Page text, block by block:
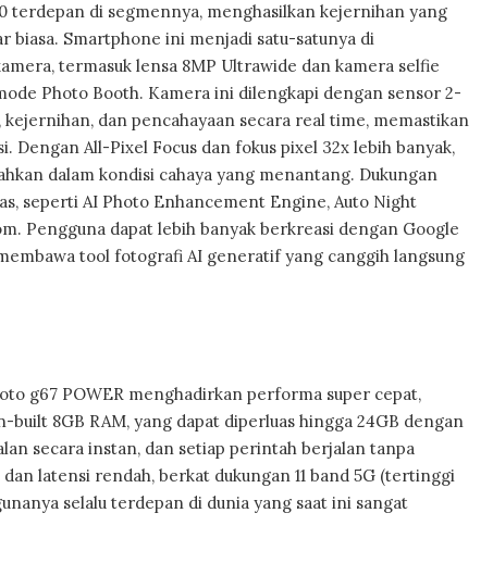
terdepan di segmennya, menghasilkan kejernihan yang
biasa. Smartphone ini menjadi satu-satunya di
termasuk lensa 8MP Ultrawide dan kamera selfie
Photo Booth. Kamera ini dilengkapi dengan sensor 2-
dan pencahayaan secara real time, memastikan
Dengan All-Pixel Focus dan fokus pixel 32x lebih banyak,
dalam kondisi cahaya yang menantang. Dukungan
seperti AI Photo Enhancement Engine, Auto Night
Pengguna dapat lebih banyak berkreasi dengan Google
tool fotografi AI generatif yang canggih langsung
g67 POWER menghadirkan performa super cepat,
8GB RAM, yang dapat diperluas hingga 24GB dengan
secara instan, dan setiap perintah berjalan tanpa
latensi rendah, berkat dukungan 11 band 5G (tertinggi
selalu terdepan di dunia yang saat ini sangat